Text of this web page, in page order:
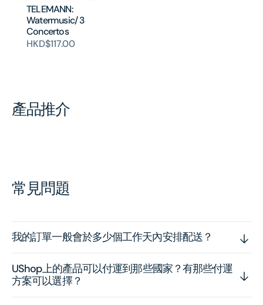
TELEMANN:
Watermusic/ 3
Concertos
HKD$117.00
產品推介
常見問題
我的訂單一般會於多少個工作天內安排配送？
UShop上的產品可以付運到那些國家？有那些付運
方案可以選擇？